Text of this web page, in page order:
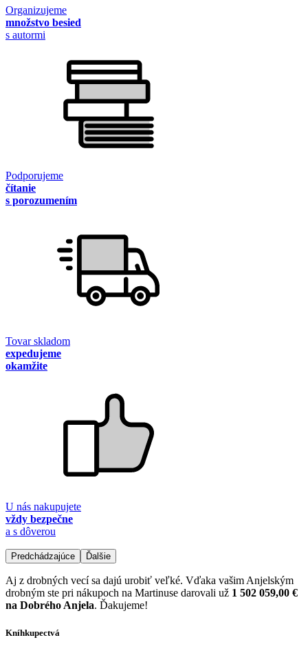
Organizujeme
množstvo besied
s autormi
Podporujeme
čítanie
s porozumením
Tovar skladom
expedujeme
okamžite
U nás nakupujete
vždy bezpečne
a s dôverou
Predchádzajúce Ďalšie
Aj z drobných vecí sa dajú urobiť veľké. Vďaka vašim Anjelským
drobným ste pri nákupoch na Martinuse darovali už 1 502 059,00 €
na Dobrého Anjela. Ďakujeme!
Kníhkupectvá